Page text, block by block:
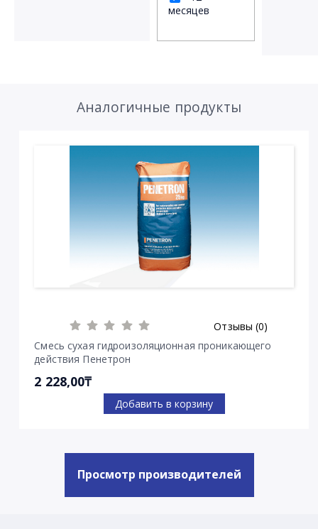
месяцев
Аналогичные продукты
Отзывы (0)
Смесь сухая гидроизоляционная проникающего
действия Пенетрон
2 228,00₸
Добавить в корзину
Просмотр производителей